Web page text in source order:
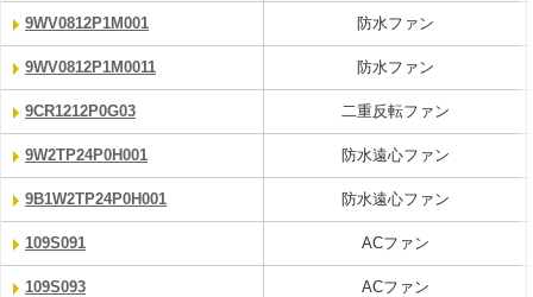
9WV0812P1M001 防水ファン
9WV0812P1M0011 防水ファン
9CR1212P0G03 二重反転ファン
9W2TP24P0H001 防水遠心ファン
9B1W2TP24P0H001 防水遠心ファン
109S091 ACファン
109S093 ACファン